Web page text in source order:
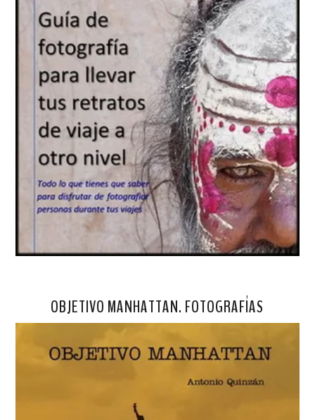
OBJETIVO MANHATTAN. FOTOGRAFÍAS